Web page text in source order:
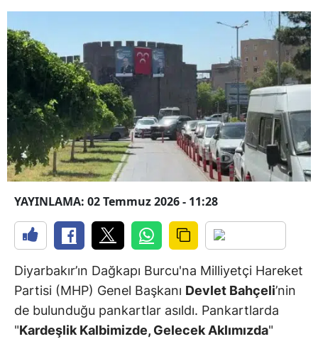
YAYINLAMA: 02 Temmuz 2026 - 11:28
Diyarbakır’ın Dağkapı Burcu'na Milliyetçi Hareket
Partisi (MHP) Genel Başkanı Devlet Bahçeli’nin
de bulunduğu pankartlar asıldı. Pankartlarda
"Kardeşlik Kalbimizde, Gelecek Aklımızda"